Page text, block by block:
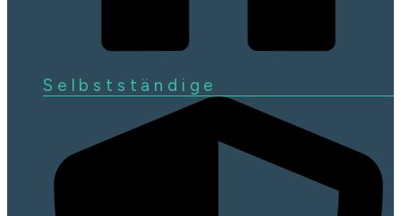
Selbstständige